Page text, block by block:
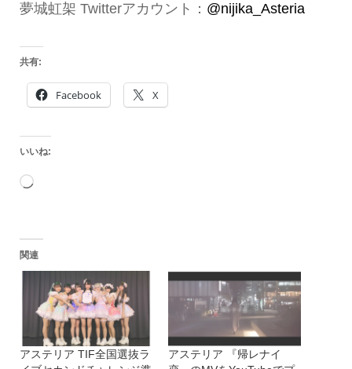
夢城虹架 Twitterアカウント： @nijika_Asteria
共有:
Facebook X
いいね:
読
込
中…
関連
アステリア TIF全国選抜ラ
アステリア 『帰レナイ